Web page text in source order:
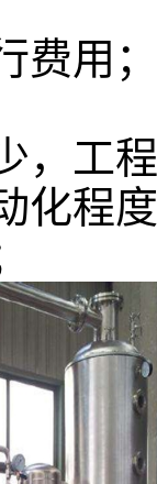
费用；
，工
化程